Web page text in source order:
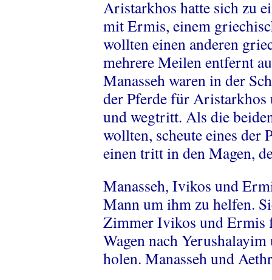
Aristarkhos hatte sich zu
mit Ermis, einem
wollten einen anderen
mehrere Meilen entfernt
Manasseh waren in der
der Pferde für
und wegtritt. Als die
wollten, scheute eines der
einen tritt in den Magen,
Manasseh, Ivikos und
Mann um ihm zu helfen.
Zimmer Ivikos und Ermis
Wagen nach
holen. Manasseh und